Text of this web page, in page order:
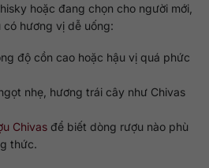
hoặc đang chọn cho người mới,
hương vị dễ uống:
độ cồn cao hoặc hậu vị quá phức
nhẹ, hương trái cây như Chivas
Chivas để biết dòng rượu nào phù
thức.